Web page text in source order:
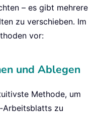
– es gibt mehrere
zu verschieben. Im
vor:
und Ablegen
Methode, um
Arbeitsblatts zu